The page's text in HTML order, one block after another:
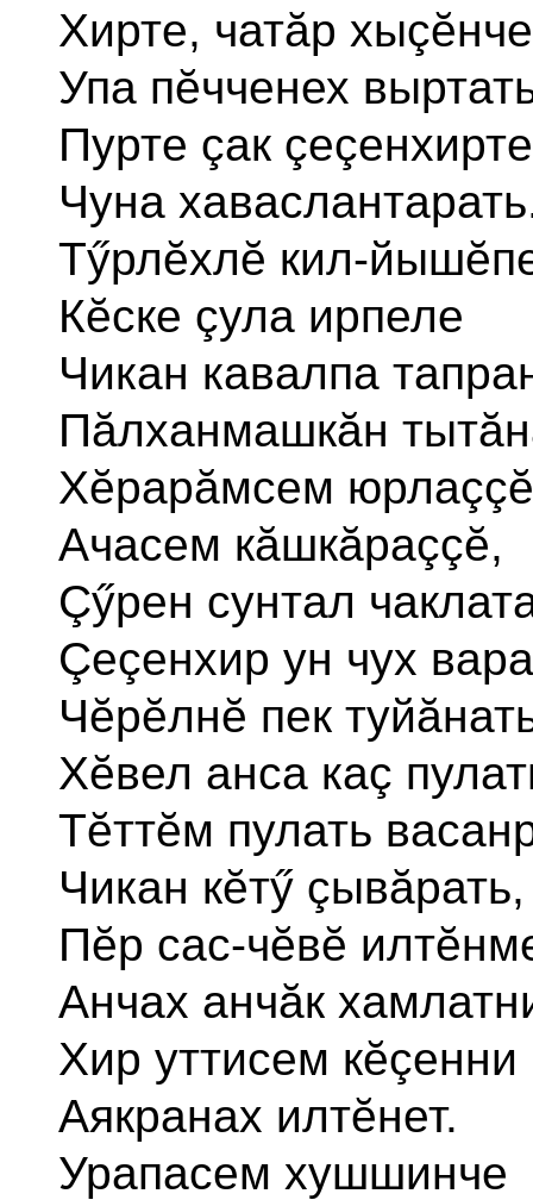
Хирте, чатăр
Упа пĕчченех
Пурте çак çеçенхирте
Чуна
Тӳрлĕхлĕ кил-
Кĕске çула ирпеле
Чикан кавалпа
Пăлханмашкăн
Хĕрарăмсем
Ачасем кăшкăраççĕ,
Çӳрен сунтал
Çеçенхир ун чух вара
Чĕрĕлнĕ пек
Хĕвел анса каç
Тĕттĕм пулать
Чикан кĕтӳ çывăрать,
Пĕр сас-чĕвĕ
Анчах анчăк
Хир уттисем кĕçенни
Аякранах илтĕнет.
Урапасем хушшинче